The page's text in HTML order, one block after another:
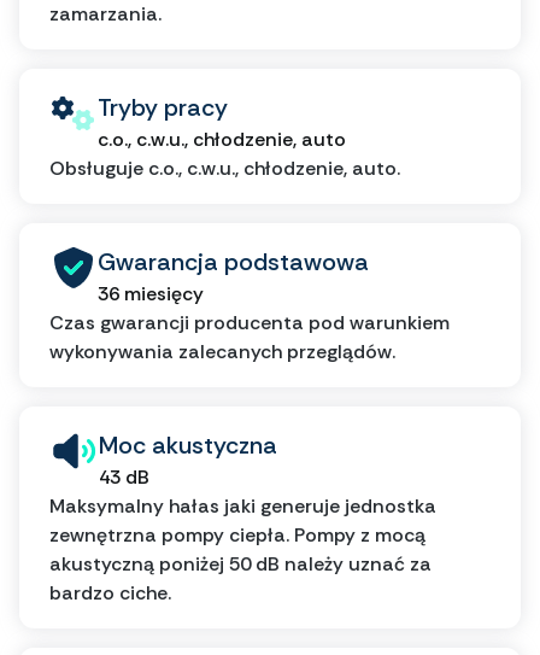
zamarzania.
Tryby pracy
c.o., c.w.u., chłodzenie, auto
Obsługuje c.o., c.w.u., chłodzenie, auto.
Gwarancja podstawowa
36 miesięcy
Czas gwarancji producenta pod warunkiem
wykonywania zalecanych przeglądów.
Moc akustyczna
43 dB
Maksymalny hałas jaki generuje jednostka
zewnętrzna pompy ciepła. Pompy z mocą
akustyczną poniżej 50 dB należy uznać za
bardzo ciche.